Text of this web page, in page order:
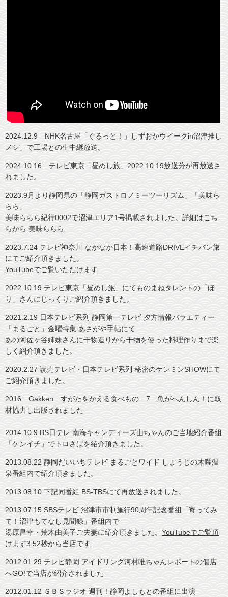
2024.12.9 NHK名古屋「ぐるっと！」しずおかウイークin沼津推し
メシ」で工場との生中継放送。
2024.10.16 テレビ東京「昼めし旅」2022.10.19放送分が再放送さ
れました。
2023.9月より静岡県の「静岡ガストロノミーツーリズム」「美味ら
らら」
美味ららら紀行0002で沼津エリア1号掲載されました。詳細はこち
らから 美味ららら
2023.7.24 テレビ神奈川 なかなか日本！高速道路DRIVEイチバン旅
にてご紹介頂きました。
YouTubeでご覧いただけます
2022.10.19 テレビ東京「昼めし旅」にてものまねタレントの「ほ
り」さんにじっくりご紹介頂きました。
2021.2.19 日本テレビ系列 静岡第一テレビ 夕方情報バラエティー
「まるごと」金曜特集 あさがや手帖にて
あの阿佐ヶ谷姉妹さんに干物造りから干物を使った料理作りまで楽
しく紹介頂きました。
2020.2.27 読売テレビ・日本テレビ系列 秘密のケンミンSHOWにて
ご紹介頂きました。
2016 Gakken すがたをかえる食べもの 7 魚がへんしん！ に取
材協力し出版されました
2014.10.9 BS日テレ 南海キャンディーズ山ちゃんのご当地紹介番組
「ケンイチ」でトロさばを紹介頂きました。
2013.08.22 静岡だいいちテレビ まるごとワイド しょうじの木曜温
泉番組内で紹介頂きました。
2013.08.10 下記同番組 BS-TBSにて再放送されました。
2013.07.15 SBSテレビ 沼津市市制施行90周年記念番組「寄ってみ
て！沼津もてなし見聞録」番組内で
湯原昌幸・荒木由美子ご夫妻に紹介頂きました。 YouTubeでご覧頂
けます3.52秒から当店です
2012.01.29 テレビ静岡 アイドリング河村唯ちゃんレポートの個店
へGO!で当店が紹介されました
2012.01.12 ＳＢＳラジオ 週刊！静岡よしもとの番組に出演